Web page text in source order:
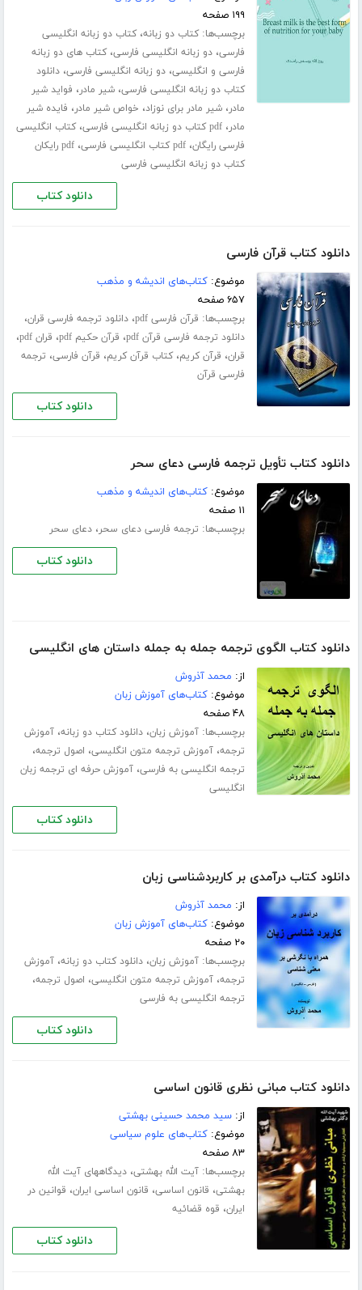
۱۹۹ صفحه
برچسب‌ها:کتاب دو زبانه،کتاب دو زبانه انگلیسی
فارسی،دو زبانه انگلیسی فارسی،کتاب های دو زبانه
فارسی و انگلیسی،دو زبانه انگلیسی فارسی،دانلود
کتاب دو زبانه انگلیسی فارسی،شیر مادر، فواید شیر
مادر،شیر مادر برای نوزاد، خواص شیر مادر، فایده شیر
مادر،pdf کتاب دو زبانه انگلیسی فارسی ،کتاب انگلیسی
فارسی رایگان،pdf کتاب انگلیسی فارسی ،
pdf رایکان
کتاب دو زبانه انگلیسی فارسی
دانلود کتاب
دانلود کتاب قرآن فارسی
موضوع:کتاب‌های اندیشه و مذهب
۶۵۷ صفحه
برچسب‌ها: قرآن فارسی pdf ،دانلود ترجمه فارسی قران،
دانلود ترجمه فارسی قرآن pdf ، قرآن حکیم pdf ، قران pdf ،
قران، قرآن کریم،کتاب قرآن کریم، قرآن فارسی، ترجمه
فارسی قرآن
دانلود کتاب
دانلود کتاب تأویل ترجمه فارسی دعای سحر
موضوع:کتاب‌های اندیشه و مذهب
۱۱ صفحه
برچسب‌ها: ترجمه فارسی دعای سحر،دعای سحر
دانلود کتاب
دانلود کتاب الگوی ترجمه جمله به جمله داستان های انگلیسی
از: محمد آذروش
موضوع:کتاب‌های آموزش زبان
۴۸ صفحه
برچسب‌ها:آموزش زبان،دانلود کتاب دو زبانه،آموزش
ترجمه،آموزش ترجمه متون انگلیسی، اصول ترجمه،
ترجمه انگلیسی به فارسی،آموزش حرفه ای ترجمه زبان
انگلیسی
دانلود کتاب
دانلود کتاب درآمدی بر کاربردشناسی زبان
از: محمد آذروش
موضوع:کتاب‌های آموزش زبان
۲۰ صفحه
برچسب‌ها:آموزش زبان،دانلود کتاب دو زبانه،آموزش
ترجمه،آموزش ترجمه متون انگلیسی، اصول ترجمه،
ترجمه انگلیسی به فارسی
دانلود کتاب
دانلود کتاب مبانی نظری قانون اساسی
از:سید محمد حسینی بهشتی
موضوع:کتاب‌های علوم سیاسی
۸۳ صفحه
برچسب‌ها:آیت الله بهشتی،دیدگاههای آیت الله
بهشتی، قانون اساسی، قانون اساسی ایران، قوانین در
ایران، قوه قضائیه
دانلود کتاب